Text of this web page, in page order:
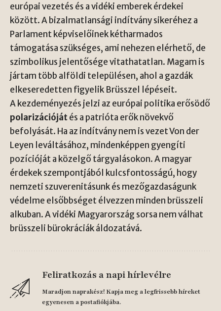
európai vezetés és a vidéki emberek érdekei
között. A bizalmatlansági indítvány sikeréhez a
Parlament képviselőinek kétharmados
támogatása szükséges, ami nehezen elérhető, de
szimbolikus jelentősége vitathatatlan. Magam is
jártam több alföldi településen, ahol a gazdák
elkeseredetten figyelik Brüsszel lépéseit.
A kezdeményezés jelzi az európai politika erősödő
polarizációjátés a patrióta erők növekvő
befolyását. Ha az indítvány nem is vezet Von der
Leyen leváltásához, mindenképpen gyengíti
pozícióját a közelgő tárgyalásokon. A magyar
érdekek szempontjából kulcsfontosságú, hogy
nemzeti szuverenitásunk és mezőgazdaságunk
védelme elsőbbséget élvezzen minden brüsszeli
alkuban. A vidéki Magyarország sorsa nem válhat
brüsszeli bürokráciák áldozatává.
Feliratkozás a napi hírlevélre
Maradjon naprakész! Kapja meg a legfrissebb híreket
egyenesen a postafiókjába.